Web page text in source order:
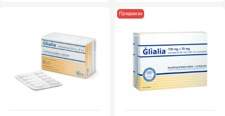
Предзаказ